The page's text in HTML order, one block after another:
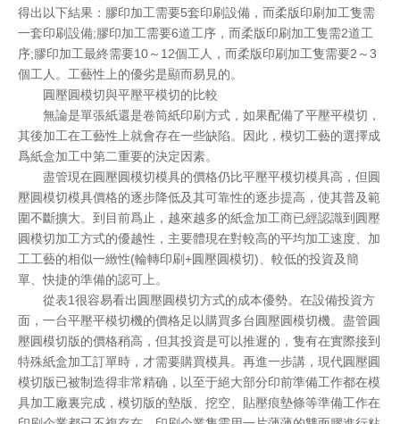
得出以下結果：膠印加工需要5套印刷設備，而柔版印刷加工隻需
一套印刷設備;膠印加工需要6道工序，而柔版印刷加工隻需2道工
序;膠印加工最終需要10～12個工人，而柔版印刷加工隻需要2～3
個工人。工藝性上的優劣是顯而易見的。
圓壓圓模切與平壓平模切的比較
無論是單張紙還是卷筒紙印刷方式，如果配備了平壓平模切，
其後加工在工藝性上就會存在一些缺陷。因此，模切工藝的選擇成
爲紙盒加工中第二重要的決定因素。
盡管現在圓壓圓模切模具的價格仍比平壓平模切模具高，但圓
壓圓模切模具價格的逐步降低及其可靠性的逐步提高，使其普及範
圍不斷擴大。到目前爲止，越來越多的紙盒加工商已經認識到圓壓
圓模切加工方式的優越性，主要體現在對較高的平均加工速度、加
工工藝的相似一緻性(輪轉印刷+圓壓圓模切)、較低的投資及簡
單、快捷的準備的認可上。
從表1很容易看出圓壓圓模切方式的成本優勢。在設備投資方
面，一台平壓平模切機的價格足以購買多台圓壓圓模切機。盡管圓
壓圓模切版的價格稍高，但其投資是可以推遲的，隻有在實際接到
特殊紙盒加工訂單時，才需要購買模具。再進一步講，現代圓壓圓
模切版已被制造得非常精确，以至于絕大部分印前準備工作都在模
具加工廠裏完成，模切版的墊版、挖空、貼壓痕墊條等準備工作在